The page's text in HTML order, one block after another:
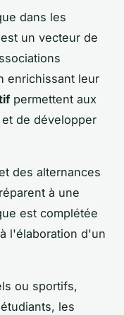
dans les
un vecteur de
enrichissant leur
permettent aux
de développer
des alternances
à une
est complétée
l'élaboration d'un
ou sportifs,
les